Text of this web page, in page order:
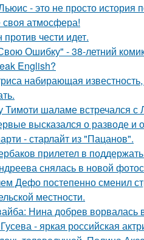
- это не просто история
своя атмосфера!
против чести идет.
Ошибку" - 38-летний
English?
набирающая
Тимоти шаламе встречался
высказался о разводе и
- старлайт из "Пацанов".
прилетел в
снялась в новой
Дефо постепенно сменил
местности.
Нина добрев ворвалась
- яркая российская